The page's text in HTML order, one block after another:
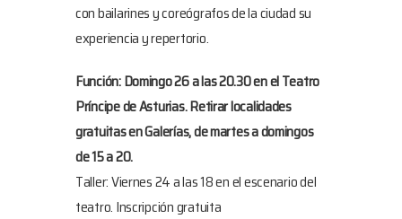
con bailarines y coreógrafos de la ciudad su
experiencia y repertorio.
Función: Domingo 26 a las 20.30 en el Teatro
Príncipe de Asturias. Retirar localidades
gratuitas en Galerías, de martes a domingos
de 15 a 20.
Taller: Viernes 24 a las 18 en el escenario del
teatro. Inscripción gratuita